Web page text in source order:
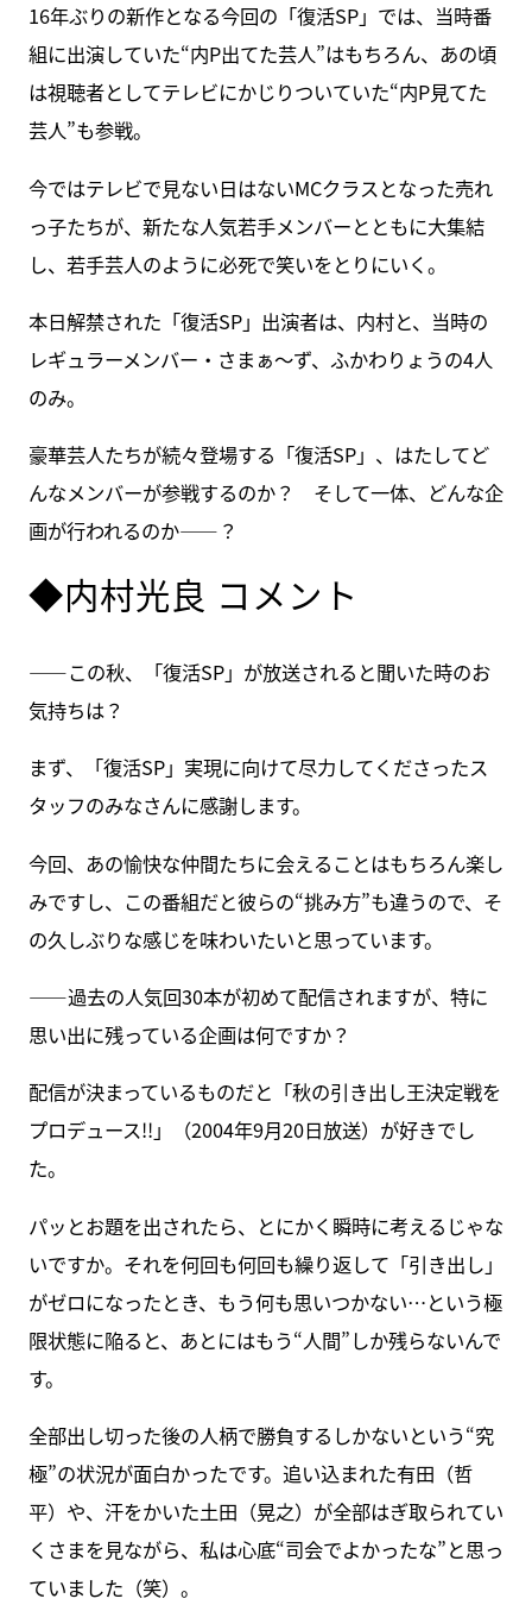
16年ぶりの新作となる今回の「復活SP」では、当時番
組に出演していた“内P出てた芸人”はもちろん、あの頃
は視聴者としてテレビにかじりついていた“内P見てた
芸人”も参戦。
今ではテレビで見ない日はないMCクラスとなった売れ
っ子たちが、新たな人気若手メンバーとともに大集結
し、若手芸人のように必死で笑いをとりにいく。
本日解禁された「復活SP」出演者は、内村と、当時の
レギュラーメンバー・さまぁ～ず、ふかわりょうの4人
のみ。
豪華芸人たちが続々登場する「復活SP」、はたしてど
んなメンバーが参戦するのか？ そして一体、どんな企
画が行われるのか――？
◆内村光良 コメント
――この秋、「復活SP」が放送されると聞いた時のお
気持ちは？
まず、「復活SP」実現に向けて尽力してくださったス
タッフのみなさんに感謝します。
今回、あの愉快な仲間たちに会えることはもちろん楽し
みですし、この番組だと彼らの“挑み方”も違うので、そ
の久しぶりな感じを味わいたいと思っています。
――過去の人気回30本が初めて配信されますが、特に
思い出に残っている企画は何ですか？
配信が決まっているものだと「秋の引き出し王決定戦を
プロデュース!!」（2004年9月20日放送）が好きでし
た。
パッとお題を出されたら、とにかく瞬時に考えるじゃな
いですか。それを何回も何回も繰り返して「引き出し」
がゼロになったとき、もう何も思いつかない…という極
限状態に陥ると、あとにはもう“人間”しか残らないんで
す。
全部出し切った後の人柄で勝負するしかないという“究
極”の状況が面白かったです。追い込まれた有田（哲
平）や、汗をかいた土田（晃之）が全部はぎ取られてい
くさまを見ながら、私は心底“司会でよかったな”と思っ
ていました（笑）。